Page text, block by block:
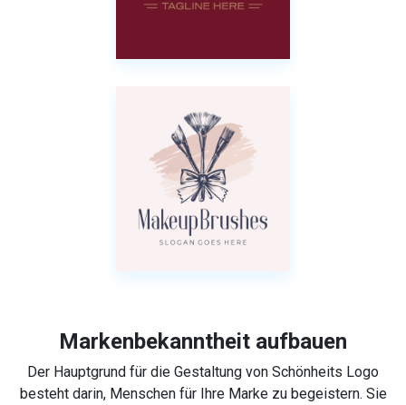
Markenbekanntheit aufbauen
Der Hauptgrund für die Gestaltung von Schönheits Logo
besteht darin, Menschen für Ihre Marke zu begeistern. Sie